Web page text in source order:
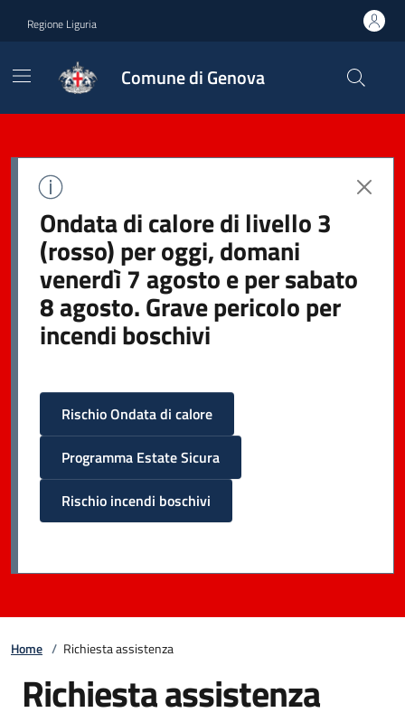
Regione Liguria
Comune di Genova
Ondata di calore di livello 3
(rosso) per oggi, domani
venerdì 7 agosto e per sabato
8 agosto. Grave pericolo per
incendi boschivi
Rischio Ondata di calore
Programma Estate Sicura
Rischio incendi boschivi
Home / Richiesta assistenza
Richiesta assistenza